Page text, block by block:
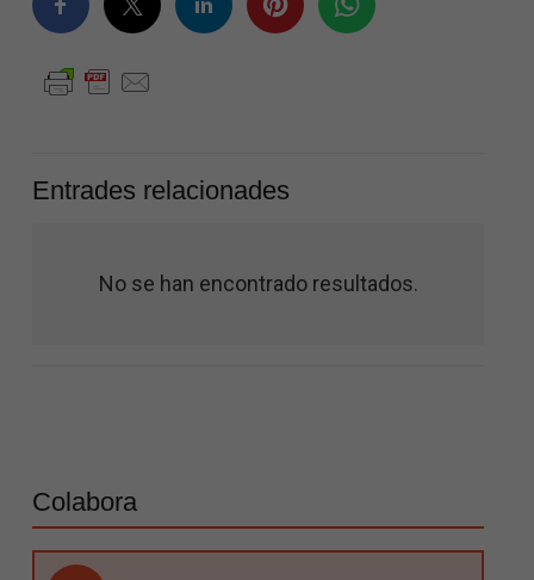
Entrades relacionades
No se han encontrado resultados.
Colabora